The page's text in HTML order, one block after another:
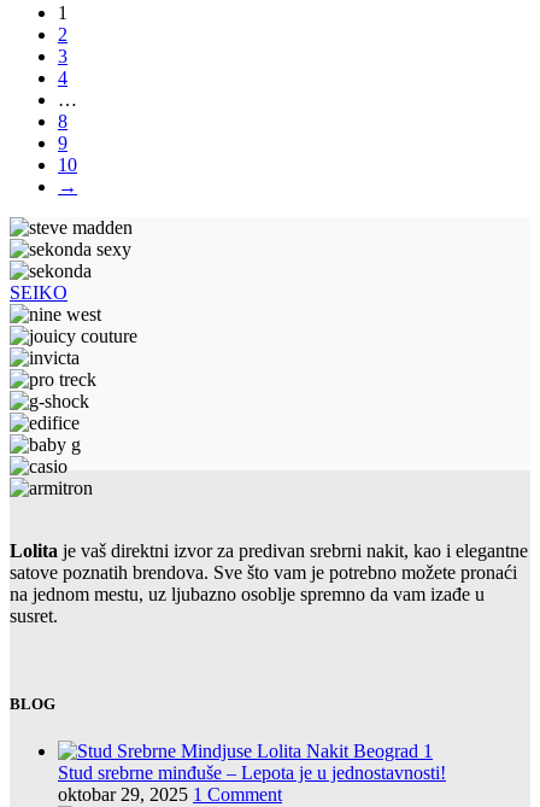
1
2
3
4
…
8
9
10
→
SEIKO
Lolita je vaš direktni izvor za predivan srebrni nakit, kao i elegantne
satove poznatih brendova. Sve što vam je potrebno možete pronaći
na jednom mestu, uz ljubazno osoblje spremno da vam izađe u
susret.
BLOG
Stud srebrne minđuše – Lepota je u jednostavnosti!
oktobar 29, 2025 1 Comment